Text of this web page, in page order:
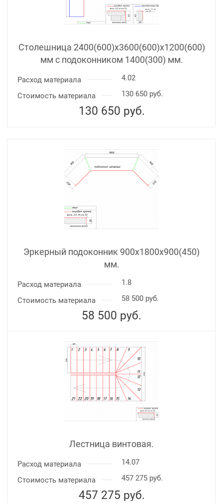
Столешница 2400(600)х3600(600)x1200(600)
мм с подоконником 1400(300) мм.
Расход материала
4.02
Стоимость материала
130 650 руб.
130 650 руб.
Эркерный подоконник 900х1800х900(450)
мм.
Расход материала
1.8
Стоимость материала
58 500 руб.
58 500 руб.
Лестница винтовая.
Расход материала
14.07
Стоимость материала
457 275 руб.
457 275 руб.